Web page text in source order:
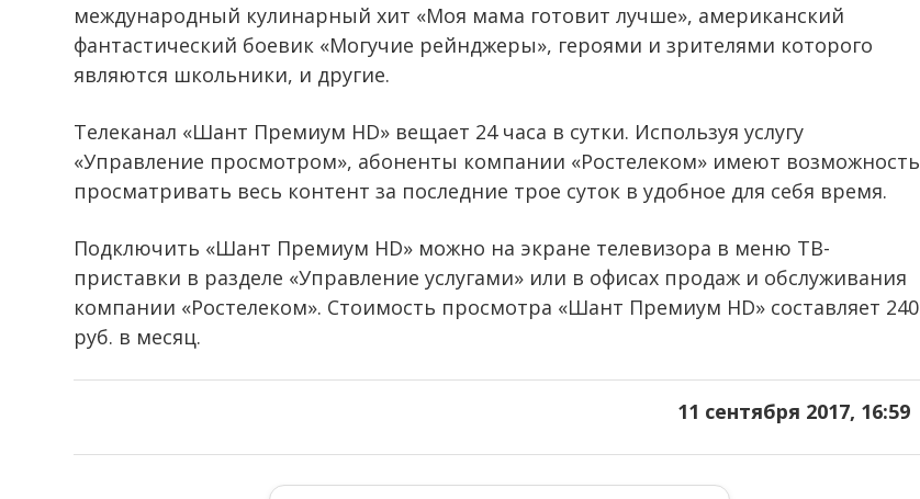
международный кулинарный хит «Моя мама готовит лучше», американский
фантастический боевик «Могучие рейнджеры», героями и зрителями которого
являются школьники, и другие.
Телеканал «Шант Премиум HD» вещает 24 часа в сутки. Используя услугу
«Управление просмотром», абоненты компании «Ростелеком» имеют возможность
просматривать весь контент за последние трое суток в удобное для себя время.
Подключить «Шант Премиум HD» можно на экране телевизора в меню ТВ-
приставки в разделе «Управление услугами» или в офисах продаж и обслуживания
компании «Ростелеком». Стоимость просмотра «Шант Премиум HD» составляет 240
руб. в месяц.
11 сентября 2017, 16:59